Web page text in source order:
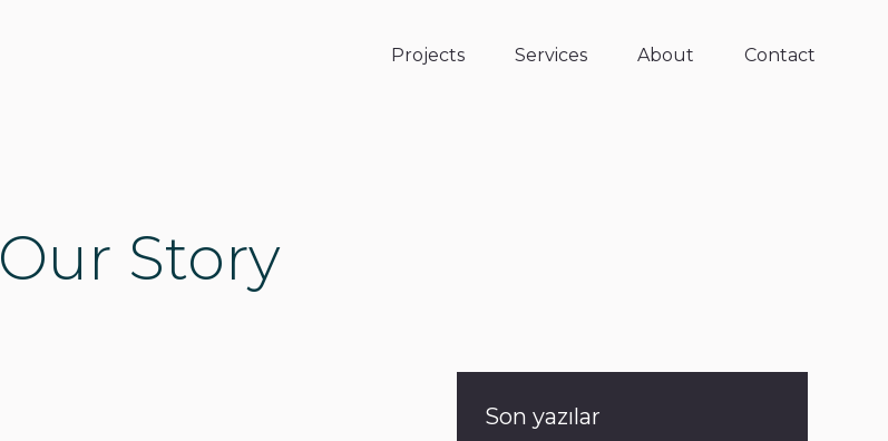
Projects Services About Contact
Our Story
Son yazılar